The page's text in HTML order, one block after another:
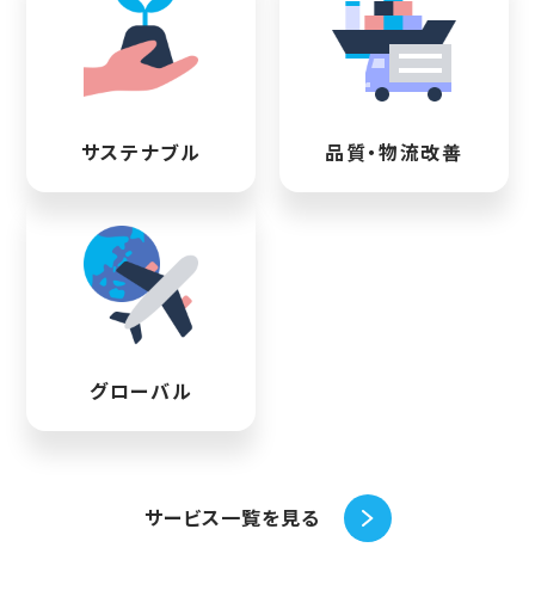
サステナブル 品質・物流改善
グローバル
サービス一覧を見る